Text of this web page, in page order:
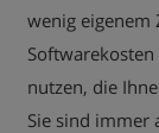
wenig eigenem
nutzen, die
Sie sind immer